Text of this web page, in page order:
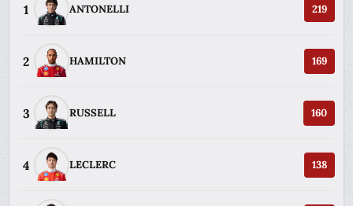
1 ANTONELLI 219
2 HAMILTON 169
3 RUSSELL 160
4 LECLERC 138